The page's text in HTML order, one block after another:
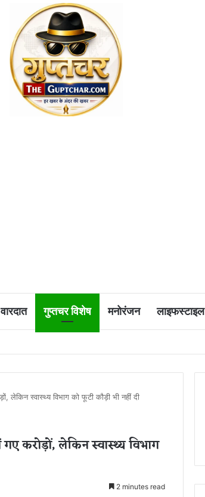
वारदात गुप्तचर विशेष मनोरंजन लाइफस्टाइल
पर चल रहा काम
स्वास्थ्य विभाग को फूटी कौड़ी भी नहीं दी
करोड़ों, लेकिन स्वास्थ्य विभाग
2 minutes read